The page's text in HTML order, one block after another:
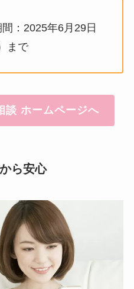
：2025年6月29日
まで
談 ホームページへ
ら安心